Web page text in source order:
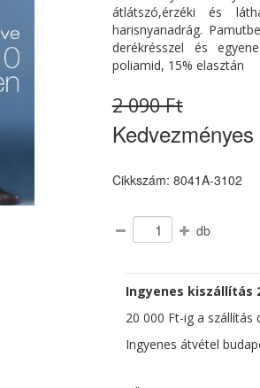
átlátszó,érzéki és
harisnyanadrág.
derékrésszel és
poliamid, 15% elasztán
2 090 Ft
Kedvezményes
Cikkszám: 8041A-3102
db
Ingyenes kiszállítás
20 000 Ft-ig a szállítás
Ingyenes átvétel